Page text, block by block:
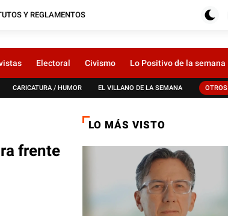
Y REGLAMENTOS
Electoral Civismo Lo Positivo de la semana
CARICATURA / HUMOR EL VILLANO DE LA SEMANA OTROS
frente
LO MÁS VISTO